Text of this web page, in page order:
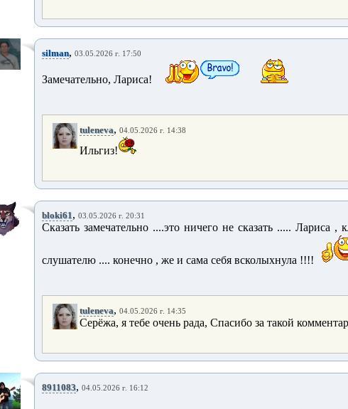
silman, 03.05.2026 г. 17:50
Замечательно, Лариса!
tuleneva, 04.05.2026 г. 14:38
Ильгиз!
bloki61, 03.05.2026 г. 20:31
Сказать замечательно ....это ничего не сказать ..... Лариса
слушателю .... конечно , же и сама себя всколыхнула !!!!
tuleneva, 04.05.2026 г. 14:35
Серёжа, я тебе очень рада, Спасибо за такой
8911083, 04.05.2026 г. 16:12